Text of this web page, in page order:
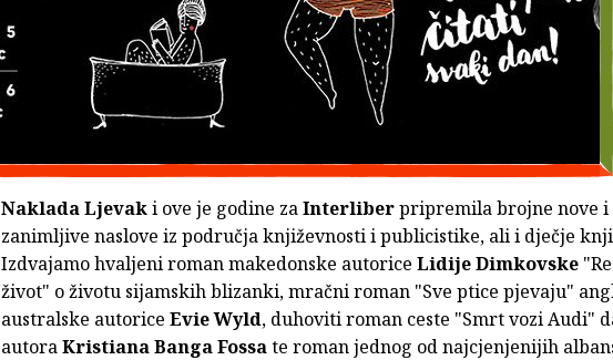
Naklada Ljevaki ove je godine zaInterliberpripremila brojne nove i
zanimljive naslove iz područja književnosti i publicistike, ali i dječje
Izdvajamo hvaljeni roman makedonske autorice Lidije Dimkovske
život" o životu sijamskih blizanki, mračni roman "Sve ptice pjevaju"
australske autorice Evie Wyld, duhoviti roman ceste "Smrt vozi Audi"
autoraKristiana Banga Fossate roman jednog od najcjenjenijih